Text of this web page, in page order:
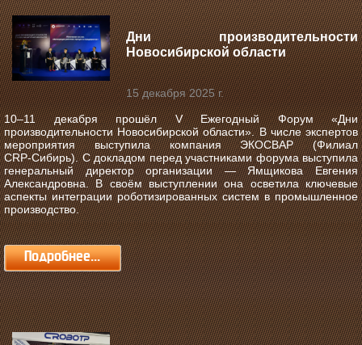
Дни производительности
Новосибирской области
15 декабря 2025 г.
10–11 декабря прошёл V Ежегодный Форум «Дни
производительности Новосибирской области».В числе экспертов
мероприятия выступила компания ЭКОСВАР (Филиал
CRP‑Сибирь). С докладом перед участниками форума выступила
генеральный директор организации — Ямщикова Евгения
Александровна. В своём выступлении она осветила ключевые
аспекты интеграции роботизированных систем в промышленное
производство.
Подробнее...